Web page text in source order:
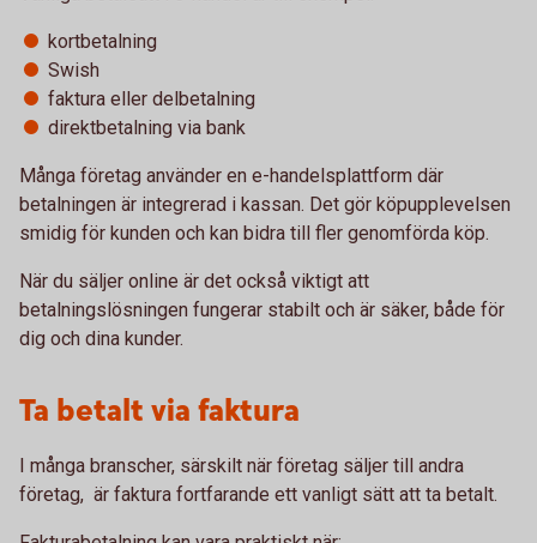
kortbetalning
Swish
faktura eller delbetalning
direktbetalning via bank
Många företag använder en e-handelsplattform där
betalningen är integrerad i kassan. Det gör köpupplevelsen
smidig för kunden och kan bidra till fler genomförda köp.
När du säljer online är det också viktigt att
betalningslösningen fungerar stabilt och är säker, både för
dig och dina kunder.
Ta betalt via faktura
I många branscher, särskilt när företag säljer till andra
företag, är faktura fortfarande ett vanligt sätt att ta betalt.